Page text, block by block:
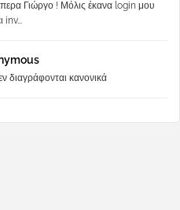
Γιώργο ! Μόλις έκανα login μου
inv...
διαγράφονται κανονικά